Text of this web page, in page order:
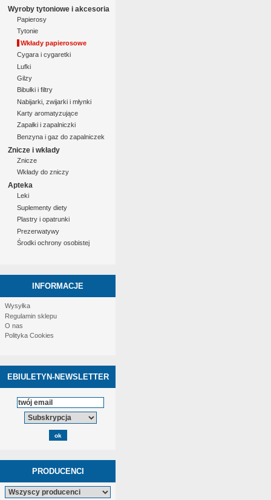
Wyroby tytoniowe i akcesoria
Papierosy
Tytonie
Wkłady papierosowe
Cygara i cygaretki
Lufki
Gilzy
Bibułki i filtry
Nabijarki, zwijarki i młynki
Karty aromatyzujące
Zapałki i zapalniczki
Benzyna i gaz do zapalniczek
Znicze i wkłady
Znicze
Wkłady do zniczy
Apteka
Leki
Suplementy diety
Plastry i opatrunki
Prezerwatywy
Środki ochrony osobistej
INFORMACJE
Wysyłka
Regulamin sklepu
O nas
Polityka Cookies
EBIULETYN-NEWSLETTER
PRODUCENCI